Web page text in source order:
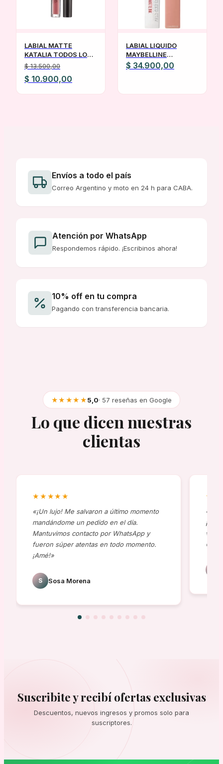
LABIAL MATTE
KATALIA TODOS LOS
TONOS
$13.500,00
El
precio
$ 10.900,00
precio
LABIAL LIQUIDO
MAYBELLINE
SUPERSTAY MATTE
INK TONOS LOS
$ 34.900,00
Envíos a todo el país
Correo Argentino y moto en 24 h para CABA.
Atención por WhatsApp
Respondemos rápido. ¡Escribinos ahora!
10% off en tu compra
Pagando con transferencia bancaria.
★★★★★5,0· 57 reseñas en Google
Lo que dicen nuestras
clientas
★★★★★
«¡Un lujo! Me salvaron a último momento
mandándome un pedido en el día.
Mantuvimos contacto por WhatsApp y
fueron súper atentas en todo momento.
¡Amé!»
S Sosa Morena
¡al
😍»
Suscribite y recibí ofertas exclusivas
Descuentos, nuevos ingresos y promos solo para
suscriptores.